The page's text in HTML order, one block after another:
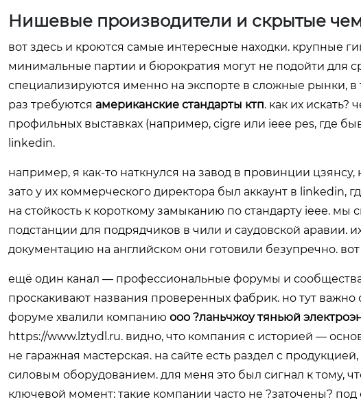
Нишевые производители и скрытые
вот здесь и кроются самые интересные находки. крупные
минимальные партии и бюрократия могут не подойти для
специализируются именно на экспорте в сложные рынки,
раз требуются американские стандарты ктп. как их искать?
профильных выставках (например, cigre или ieee pes, где
linkedin.
например, я как-то наткнулся на завод в провинции
зато у их коммерческого директора был аккаунт в linkedin,
на стойкость к короткому замыканию по стандарту ieee. мы
подстанции для подрядчиков в чили и саудовской аравии.
документацию на английском они готовили безупречно. вот
ещё один канал — профессиональные форумы и
проскакивают названия проверенных фабрик. но тут
форуме хвалили компанию ооо ?ланьчжоу тяньюй
https://www.lztydl.ru. видно, что компания с историей —
не гаражная мастерская. на сайте есть раздел с
силовым оборудованием. для меня это был сигнал к тому,
ключевой момент: такие компании часто не ?заточены?